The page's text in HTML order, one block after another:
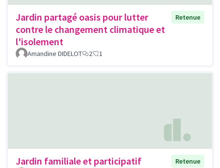
Jardin partagé oasis pour lutter
contre le changement climatique et
l'isolement
Retenue
Amandine DIDELOT 2 1
Jardin familiale et participatif
Retenue